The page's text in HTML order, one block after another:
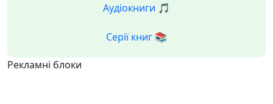
Аудіокниги 🎵
Серії книг 📚
Рекламні блоки